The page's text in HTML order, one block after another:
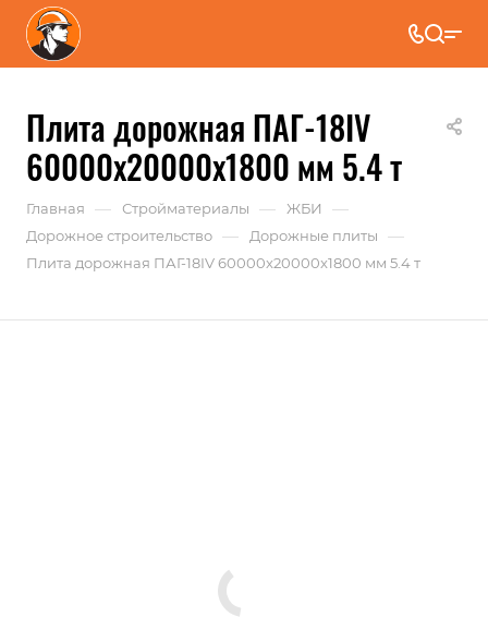
Плита дорожная ПАГ-18IV
60000x20000x1800 мм 5.4 т
Главная — Стройматериалы — ЖБИ —
Дорожное строительство — Дорожные плиты —
Плита дорожная ПАГ-18IV 60000x20000x1800 мм 5.4 т